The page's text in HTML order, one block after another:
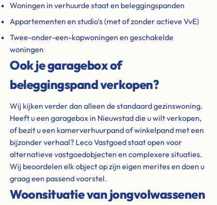
Woningen in verhuurde staat en beleggingspanden
Appartementen en studio's (met of zonder actieve VvE)
Twee-onder-een-kapwoningen en geschakelde
woningen
Ook je garagebox of
beleggingspand verkopen?
Wij kijken verder dan alleen de standaard gezinswoning.
Heeft u een garagebox in Nieuwstad die u wilt verkopen,
of bezit u een kamerverhuurpand of winkelpand met een
bijzonder verhaal? Leco Vastgoed staat open voor
alternatieve vastgoedobjecten en complexere situaties.
Wij beoordelen elk object op zijn eigen merites en doen u
graag een passend voorstel.
Woonsituatie van jongvolwassenen